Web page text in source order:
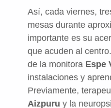
Así, cada viernes,
mesas durante
importante es su
que acuden al
de la monitora Espe
instalaciones y
Previamente,
Aizpuru y la